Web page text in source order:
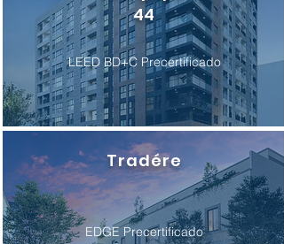
44
LEED BD+C Precertificado
Tradére
EDGE Precertificado